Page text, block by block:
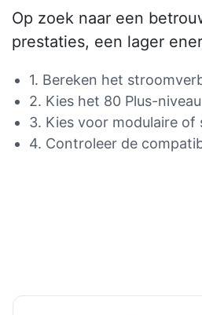
Op zoek naar een
prestaties, een lager
1. Bereken het
2. Kies het 80 Plus-
3. Kies voor modulaire
4. Controleer de